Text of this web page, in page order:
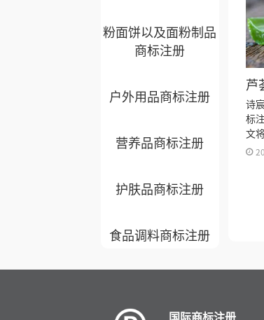
粉面饼以及面粉制品
商标注册
户外用品商标注册
营养品商标注册
护肤品商标注册
食品调料商标注册
芦
诗
标
文
标